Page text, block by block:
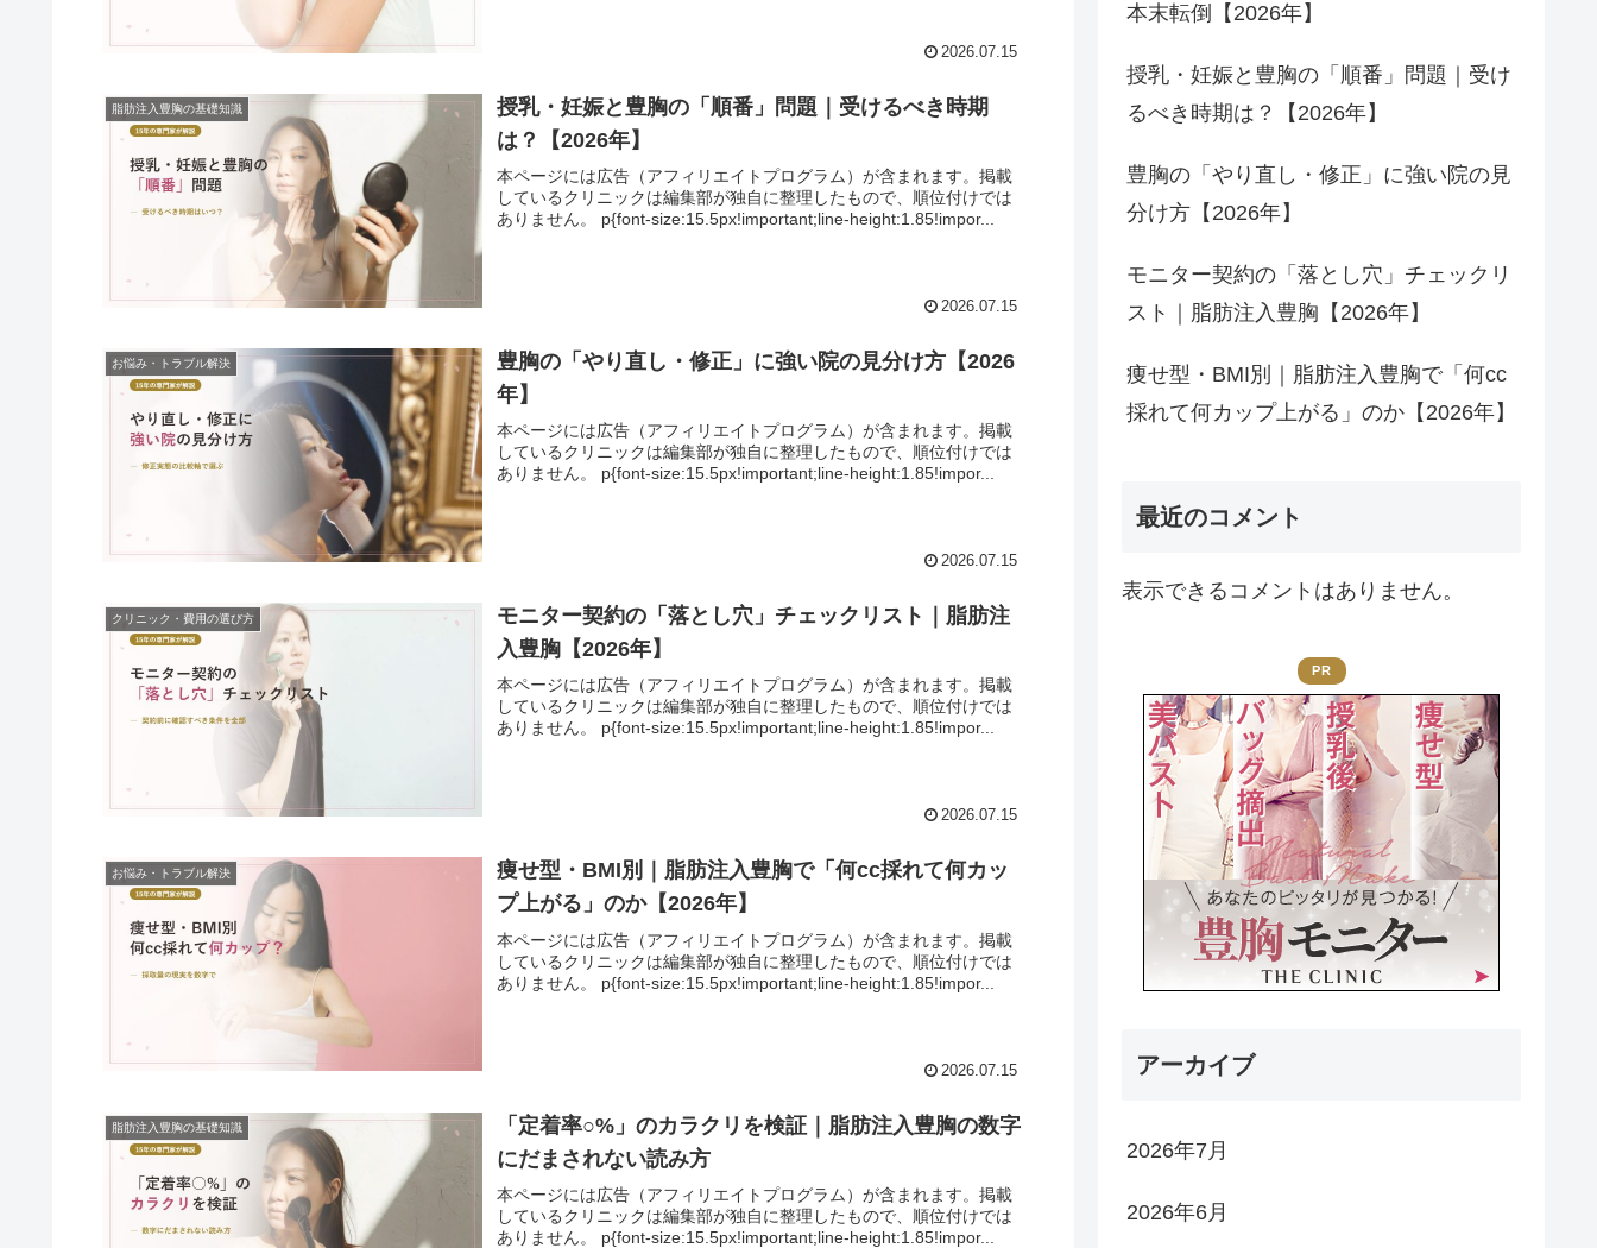
2026.07.15
脂肪注入豊胸の基礎知識
授乳・妊娠と豊胸の「順番」問題｜受けるべき時期
は？【2026年】
本ページには広告（アフィリエイトプログラム）が含まれます。掲載
しているクリニックは編集部が独自に整理したもので、順位付けでは
ありません。 p{font-size:15.5px!important;line-height:1.85!impor...
2026.07.15
お悩み・トラブル解決
豊胸の「やり直し・修正」に強い院の見分け方【2026
年】
本ページには広告（アフィリエイトプログラム）が含まれます。掲載
しているクリニックは編集部が独自に整理したもので、順位付けでは
ありません。 p{font-size:15.5px!important;line-height:1.85!impor...
2026.07.15
クリニック・費用の選び方
モニター契約の「落とし穴」チェックリスト｜脂肪注
入豊胸【2026年】
本ページには広告（アフィリエイトプログラム）が含まれます。掲載
しているクリニックは編集部が独自に整理したもので、順位付けでは
ありません。 p{font-size:15.5px!important;line-height:1.85!impor...
2026.07.15
お悩み・トラブル解決
痩せ型・BMI別｜脂肪注入豊胸で「何cc採れて何カッ
プ上がる」のか【2026年】
本ページには広告（アフィリエイトプログラム）が含まれます。掲載
しているクリニックは編集部が独自に整理したもので、順位付けでは
ありません。 p{font-size:15.5px!important;line-height:1.85!impor...
2026.07.15
脂肪注入豊胸の基礎知識
「定着率○%」のカラクリを検証｜脂肪注入豊胸の数字
にだまされない読み方
本ページには広告（アフィリエイトプログラム）が含まれます。掲載
しているクリニックは編集部が独自に整理したもので、順位付けでは
ありません。 p{font-size:15.5px!important;line-height:1.85!impor...
本末転倒【2026年】
授乳・妊娠と豊胸の「順番」問題｜受け
るべき時期は？【2026年】
豊胸の「やり直し・修正」に強い院の見
分け方【2026年】
モニター契約の「落とし穴」チェックリ
スト｜脂肪注入豊胸【2026年】
痩せ型・BMI別｜脂肪注入豊胸で「何cc
採れて何カップ上がる」のか【2026年】
最近のコメント
表示できるコメントはありません。
PR
アーカイブ
2026年7月
2026年6月